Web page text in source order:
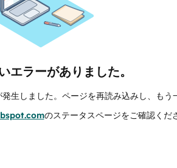
エラーがありました。
生しました。ページを再読み込みし、もう
のステータスページをご確認くだ